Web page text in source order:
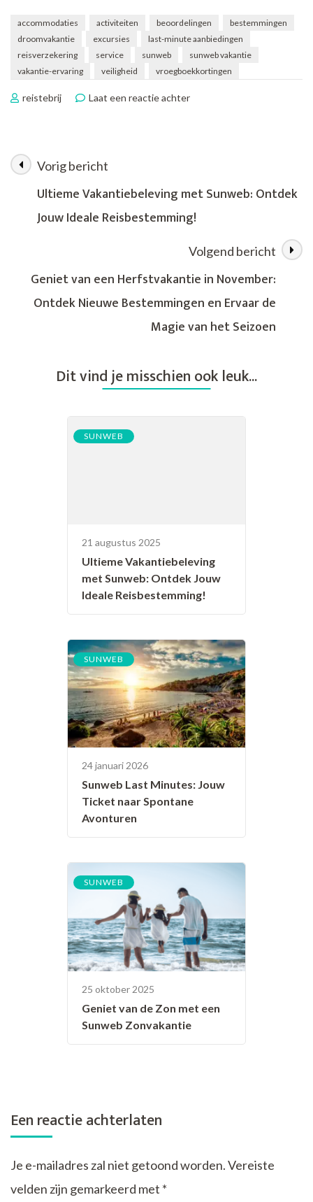
accommodaties activiteiten beoordelingen
bestemmingen
droomvakantie
excursies
last-minute aanbiedingen
reisverzekering
service sunweb
sunweb vakantie
vakantie-ervaring
veiligheid vroegboekkortingen
reistebrij Laat een reactie achterop
Sunweb
Berichtnavigatie
Vorig bericht
Ultieme Vakantiebeleving met Sunweb: Ontdek
Jouw Ideale Reisbestemming!
Volgend bericht
Geniet van een Herfstvakantie in November:
Ontdek Nieuwe Bestemmingen en Ervaar de
Magie van het Seizoen
Dit vind je misschien ook leuk...
SUNWEB
21 augustus 2025
Ultieme Vakantiebeleving
met Sunweb: Ontdek Jouw
Ideale Reisbestemming!
SUNWEB
24 januari 2026
Sunweb Last Minutes: Jouw
Ticket naar Spontane
Avonturen
SUNWEB
25 oktober 2025
Geniet van de Zon met een
Sunweb Zonvakantie
Een reactie achterlaten
Je e-mailadres zal niet getoond worden.Vereiste
velden zijn gemarkeerd met *